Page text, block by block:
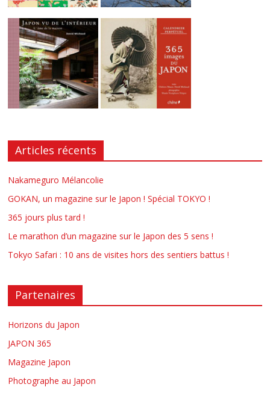
Articles récents
Nakameguro Mélancolie
GOKAN, un magazine sur le Japon ! Spécial TOKYO !
365 jours plus tard !
Le marathon d’un magazine sur le Japon des 5 sens !
Tokyo Safari : 10 ans de visites hors des sentiers battus !
Partenaires
Horizons du Japon
JAPON 365
Magazine Japon
Photographe au Japon